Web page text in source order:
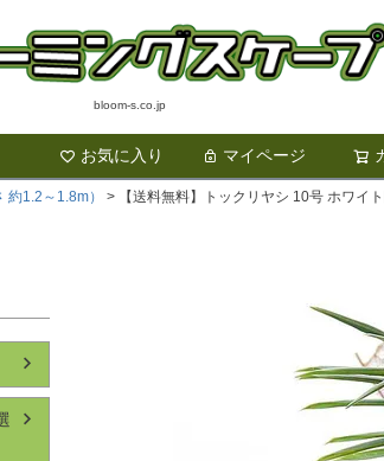
bloom-s.co.jp
お気に入り マイページ
1.2～1.8m） 【送料無料】トックリヤシ 10号 ホワイ